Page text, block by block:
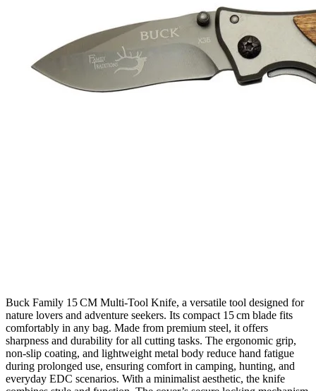
Buck Family 15 CM Multi‑Tool Knife, a versatile tool designed for
nature lovers and adventure seekers. Its compact 15 cm blade fits
comfortably in any bag. Made from premium steel, it offers
sharpness and durability for all cutting tasks. The ergonomic grip,
non‑slip coating, and lightweight metal body reduce hand fatigue
during prolonged use, ensuring comfort in camping, hunting, and
everyday EDC scenarios. With a minimalist aesthetic, the knife